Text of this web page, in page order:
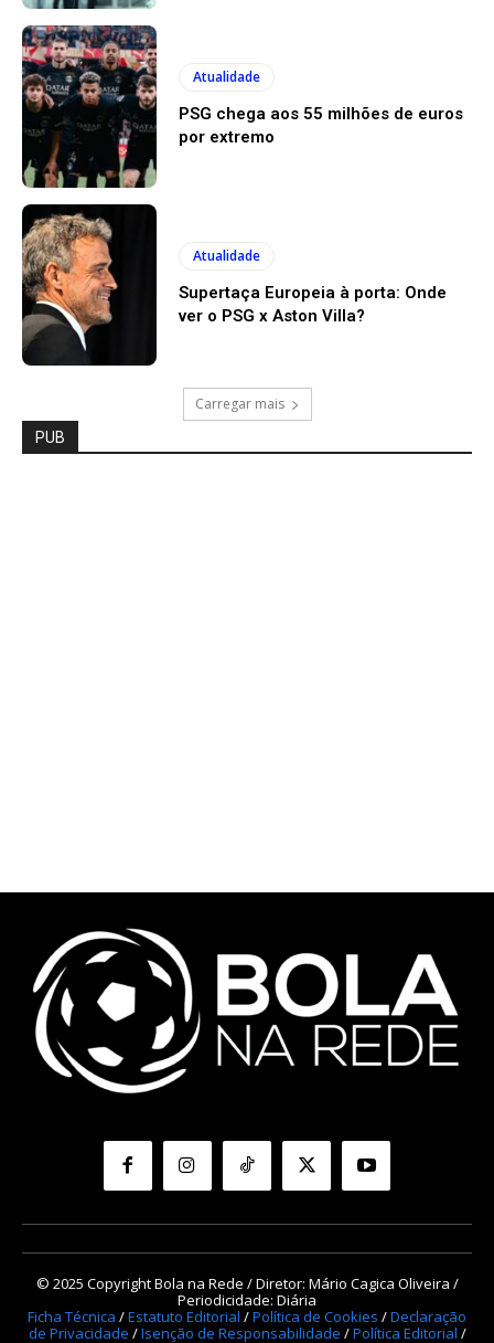
Atualidade
PSG chega aos 55 milhões de euros
por extremo
Atualidade
Supertaça Europeia à porta: Onde
ver o PSG x Aston Villa?
Carregar mais
PUB
© 2025 Copyright Bola na Rede / Diretor: Mário Cagica Oliveira /
Periodicidade: Diária
Ficha Técnica /Estatuto Editorial /Política de Cookies /Declaração
de Privacidade /Isenção de Responsabilidade /Política Editorial /